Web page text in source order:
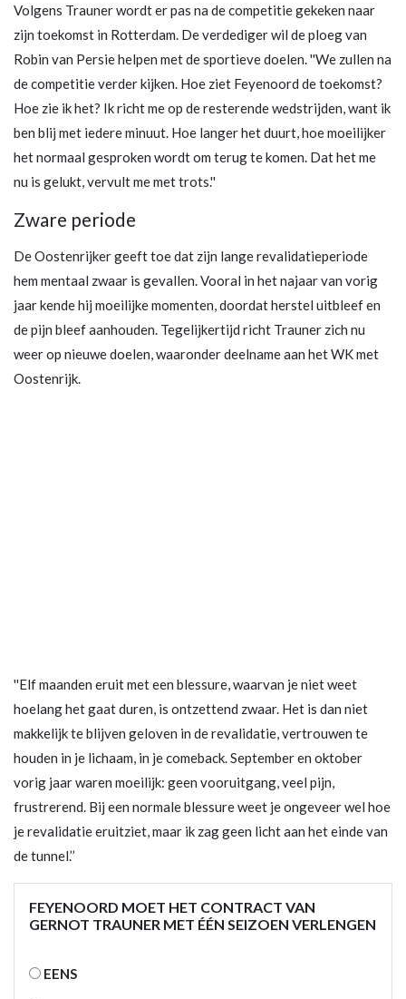
Volgens Trauner wordt er pas na de competitie gekeken naar
zijn toekomst in Rotterdam. De verdediger wil de ploeg van
Robin van Persie helpen met de sportieve doelen. ''We zullen na
de competitie verder kijken. Hoe ziet Feyenoord de toekomst?
Hoe zie ik het? Ik richt me op de resterende wedstrijden, want ik
ben blij met iedere minuut. Hoe langer het duurt, hoe moeilijker
het normaal gesproken wordt om terug te komen. Dat het me
nu is gelukt, vervult me met trots.''
Zware periode
De Oostenrijker geeft toe dat zijn lange revalidatieperiode
hem mentaal zwaar is gevallen. Vooral in het najaar van vorig
jaar kende hij moeilijke momenten, doordat herstel uitbleef en
de pijn bleef aanhouden. Tegelijkertijd richt Trauner zich nu
weer op nieuwe doelen, waaronder deelname aan het WK met
Oostenrijk.
''Elf maanden eruit met een blessure, waarvan je niet weet
hoelang het gaat duren, is ontzettend zwaar. Het is dan niet
makkelijk te blijven geloven in de revalidatie, vertrouwen te
houden in je lichaam, in je comeback. September en oktober
vorig jaar waren moeilijk: geen vooruitgang, veel pijn,
frustrerend. Bij een normale blessure weet je ongeveer wel hoe
je revalidatie eruitziet, maar ik zag geen licht aan het einde van
de tunnel.’’
FEYENOORD MOET HET CONTRACT VAN
GERNOT TRAUNER MET ÉÉN SEIZOEN VERLENGEN
EENS